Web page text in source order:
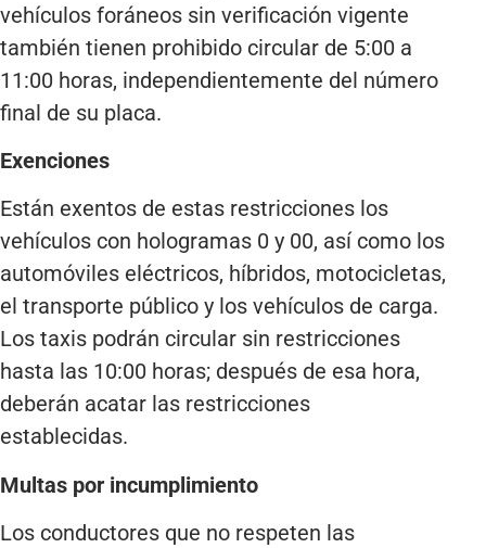
vehículos foráneos sin verificación vigente
también tienen prohibido circular de 5:00 a
11:00 horas, independientemente del número
final de su placa.
Exenciones
Están exentos de estas restricciones los
vehículos con hologramas 0 y 00, así como los
automóviles eléctricos, híbridos, motocicletas,
el transporte público y los vehículos de carga.
Los taxis podrán circular sin restricciones
hasta las 10:00 horas; después de esa hora,
deberán acatar las restricciones
establecidas.
Multas por incumplimiento
Los conductores que no respeten las